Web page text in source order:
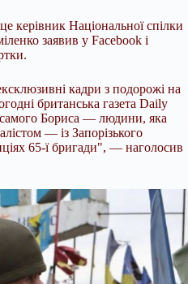
керівник Національної спілки
заявив у Facebook і
кадри з подорожі на
британська газета Daily
Бориса — людини, яка
— із Запорізького
65-ї бригади", — наголосив